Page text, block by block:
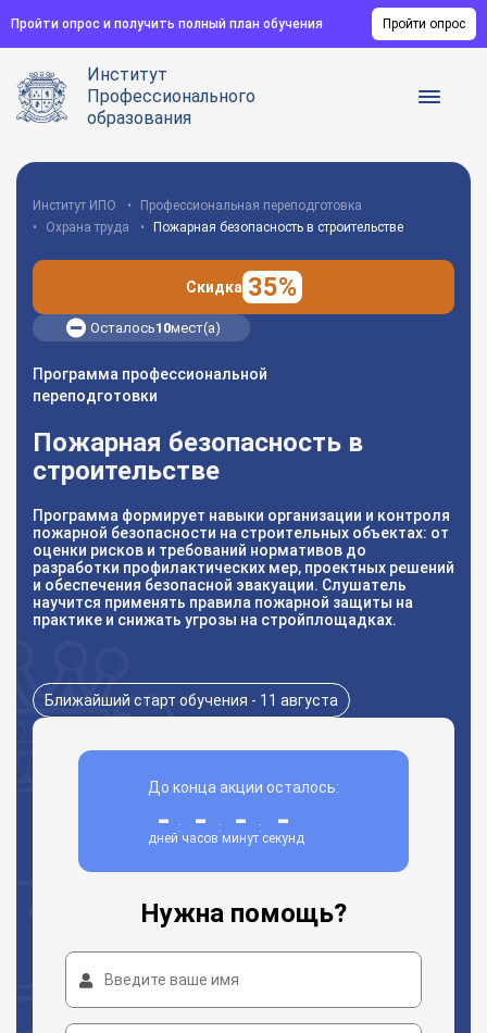
Пройти опрос и получить полный план обучения Пройти опрос
Институт
Профессионального
образования
Институт ИПО
Профессиональная переподготовка
Охрана труда
Пожарная безопасность в строительстве
Скидка 35%
Осталось10мест(а)
Программа профессиональной
переподготовки
Пожарная безопасность в
строительстве
Программа формирует навыки организации и контроля
пожарной безопасности на строительных объектах: от
оценки рисков и требований нормативов до
разработки профилактических мер, проектных решений
и обеспечения безопасной эвакуации. Слушатель
научится применять правила пожарной защиты на
практике и снижать угрозы на стройплощадках.
Ближайший старт обучения - 11 августа
До конца акции осталось:
-
дней
: -
часов
: -
минут
: -
секунд
Нужна помощь?